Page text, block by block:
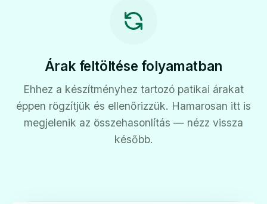
Árak feltöltése folyamatban
Ehhez a készítményhez tartozó patikai árakat
éppen rögzítjük és ellenőrizzük. Hamarosan itt is
megjelenik az összehasonlítás — nézz vissza
később.